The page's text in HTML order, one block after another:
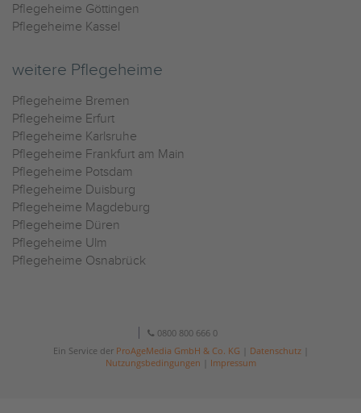
Pflegeheime Göttingen
Pflegeheime Kassel
weitere Pflegeheime
Pflegeheime Bremen
Pflegeheime Erfurt
Pflegeheime Karlsruhe
Pflegeheime Frankfurt am Main
Pflegeheime Potsdam
Pflegeheime Duisburg
Pflegeheime Magdeburg
Pflegeheime Düren
Pflegeheime Ulm
Pflegeheime Osnabrück
0800 800 666 0
Ein Service der ProAgeMedia GmbH & Co. KG Datenschutz|
Nutzungsbedingungen
Impressum